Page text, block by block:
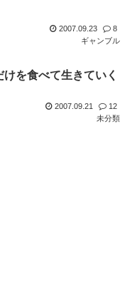
2007.09.23
8
ギャンブル
を食べて生きていく
2007.09.21
12
未分類